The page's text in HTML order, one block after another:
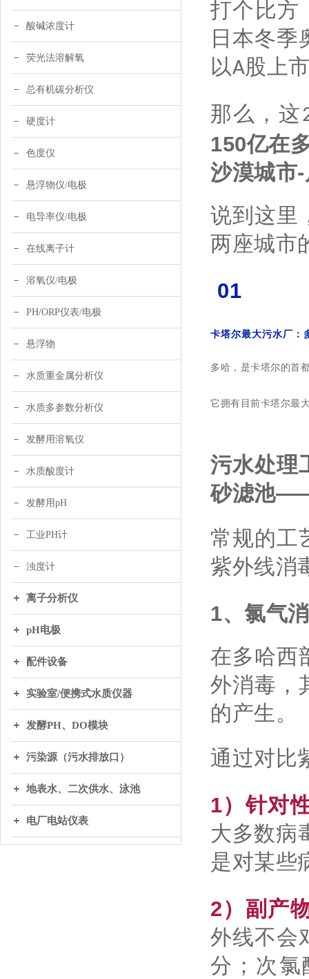
酸碱浓度计
荧光法溶解氧
总有机碳分析仪
硬度计
色度仪
悬浮物仪/电极
电导率仪/电极
在线离子计
溶氧仪/电极
PH/ORP仪表/电极
悬浮物
水质重金属分析仪
水质多参数分析仪
发酵用溶氧仪
水质酸度计
发酵用pH
工业PH计
浊度计
离子分析仪
pH电极
配件设备
实验室/便携式水质仪器
发酵PH、DO模块
污染源（污水排放口）
地表水、二次供水、泳池
电厂电站仪表
打个比方
日本冬季
以A股上
那么，这
150亿在
沙漠城市
说到这里
两座城市
01
卡塔尔最大污水厂：
多哈，是卡塔尔的首
它拥有目前卡塔尔最
污水处
砂滤池
常规的工
紫外线消
1、氯气
在多哈西
外消毒，
的产生。
通过对比
1）针对
大多数病
是对某些
2）副产
外线不会
分；次氯